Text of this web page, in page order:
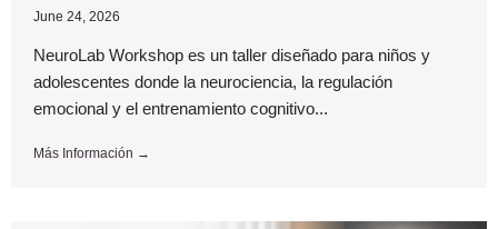
June 24, 2026
NeuroLab Workshop es un taller diseñado para niños y
adolescentes donde la neurociencia, la regulación
emocional y el entrenamiento cognitivo...
Más Información →